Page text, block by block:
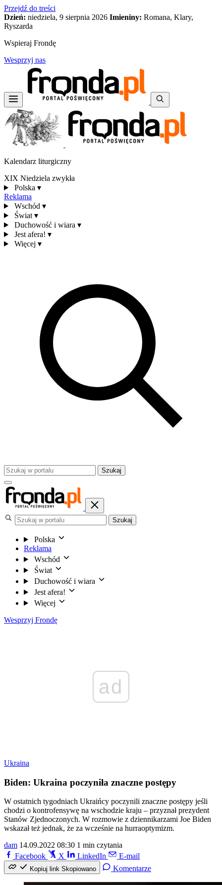
Przejdź do treści
Dzień: niedziela, 9 sierpnia 2026 Imieniny: Romana, Klary,
Ryszarda
Wspieraj Frondę
Wesprzyj nas
Kalendarz liturgiczny
XIX Niedziela zwykła
Polska ▾
Reklama
Wschód ▾
Świat ▾
Duchowość i wiara ▾
Jest afera! ▾
Więcej ▾
Szukaj
Szukaj
Polska
Reklama
Wschód
Świat
Duchowość i wiara
Jest afera!
Więcej
Wesprzyj Frondę
ad
Ukraina
Biden: Ukraina poczyniła znaczne postępy
W ostatnich tygodniach Ukraińcy poczynili znaczne postępy jeśli
chodzi o kontrofensywę na wschodzie kraju – przyznał prezydent
Stanów Zjednoczonych. W rozmowie z dziennikarzami Joe Biden
wskazał też jednak, że za wcześnie na hurraoptymizm.
dam 14.09.2022 08:30 1 min czytania
Facebook
X LinkedIn E-mail
Kopiuj link Skopiowano Komentarze